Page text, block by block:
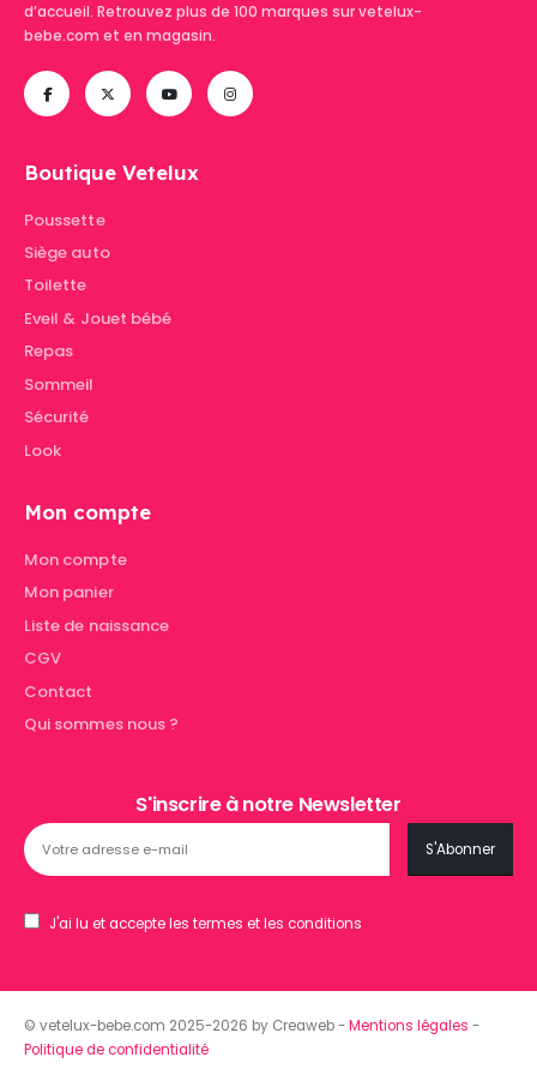
d’accueil. Retrouvez plus de 100 marques sur vetelux-
bebe.com et en magasin.
Boutique Vetelux
Poussette
Siège auto
Toilette
Eveil & Jouet bébé
Repas
Sommeil
Sécurité
Look
Mon compte
Mon compte
Mon panier
Liste de naissance
CGV
Contact
Qui sommes nous ?
S'inscrire à notre Newsletter
J'ai lu et accepte les termes et les conditions
© vetelux-bebe.com 2025-2026 by Creaweb -Mentions légales -
Politique de confidentialité